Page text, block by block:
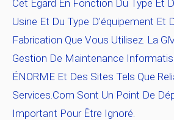
Cet Égard En Fonction Du Type Et
Usine Et Du Type D'équipement Et
Fabrication Que Vous Utilisez. La
Gestion De Maintenance
ÉNORME Et Des Sites Tels Que
Services.com Sont Un Point De
Important Pour Être Ignoré.